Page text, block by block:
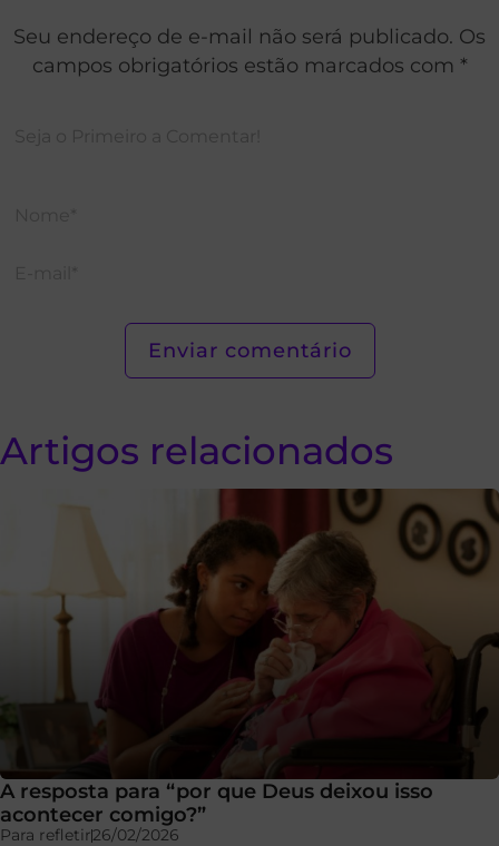
Seu endereço de e-mail não será publicado. Os
campos obrigatórios estão marcados com *
Artigos relacionados
A resposta para “por que Deus deixou isso
acontecer comigo?”
Para refletir26/02/2026